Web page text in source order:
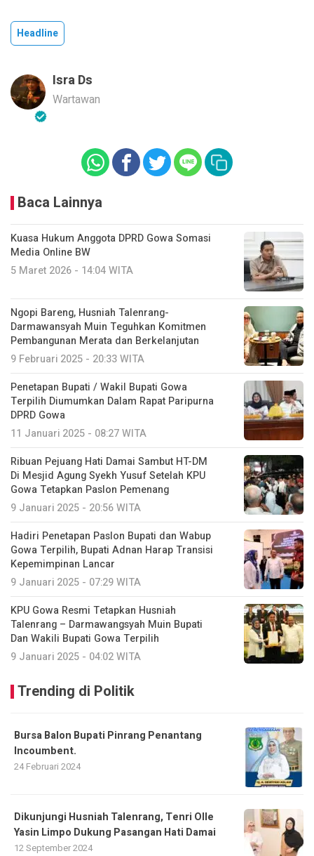
Headline
Isra Ds
Wartawan
Baca Lainnya
Kuasa Hukum Anggota DPRD Gowa Somasi
Media Online BW
5 Maret 2026 - 14:04 WITA
Ngopi Bareng, Husniah Talenrang-
Darmawansyah Muin Teguhkan Komitmen
Pembangunan Merata dan Berkelanjutan
9 Februari 2025 - 20:33 WITA
Penetapan Bupati / Wakil Bupati Gowa
Terpilih Diumumkan Dalam Rapat Paripurna
DPRD Gowa
11 Januari 2025 - 08:27 WITA
Ribuan Pejuang Hati Damai Sambut HT-DM
Di Mesjid Agung Syekh Yusuf Setelah KPU
Gowa Tetapkan Paslon Pemenang
9 Januari 2025 - 20:56 WITA
Hadiri Penetapan Paslon Bupati dan Wabup
Gowa Terpilih, Bupati Adnan Harap Transisi
Kepemimpinan Lancar
9 Januari 2025 - 07:29 WITA
KPU Gowa Resmi Tetapkan Husniah
Talenrang – Darmawangsyah Muin Bupati
Dan Wakili Bupati Gowa Terpilih
9 Januari 2025 - 04:02 WITA
Trending di Politik
Bursa Balon Bupati Pinrang Penantang
Incoumbent.
24 Februari 2024
Dikunjungi Husniah Talenrang, Tenri Olle
Yasin Limpo Dukung Pasangan Hati Damai
12 September 2024